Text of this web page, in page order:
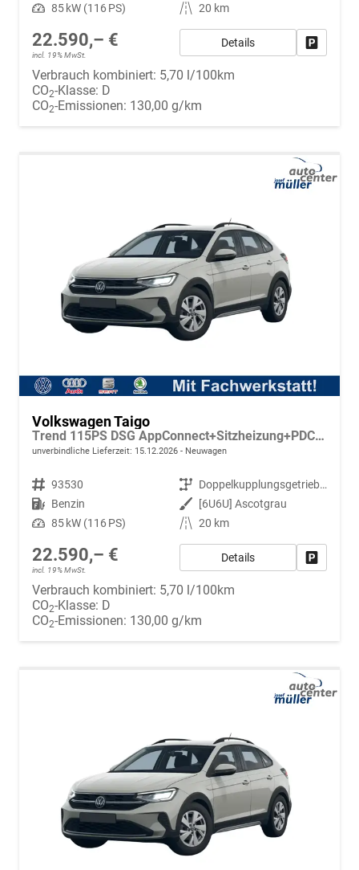
Leistung 85 kW (116 PS) Kilometerstand 20 km
22.590,– €
incl. 19% MwSt.
Details
Verbrauch kombiniert: 5,70 l/100km
CO2-Klasse: D
CO2-Emissionen: 130,00 g/km
Volkswagen Taigo
Trend 115PS DSG AppConnect+Sitzheizung+PDC+Alu16+LED+DAB+FrontAssist
unverbindliche Lieferzeit: 15.12.2026 Neuwagen
Fahrzeugnr. 93530 Getriebe
Doppelkupplungsgetriebe (DSG)
Kraftstoff Benzin Außenfarbe [6U6U] Ascotgrau
Leistung 85 kW (116 PS) Kilometerstand 20 km
22.590,– €
incl. 19% MwSt.
Details
Verbrauch kombiniert: 5,70 l/100km
CO2-Klasse: D
CO2-Emissionen: 130,00 g/km